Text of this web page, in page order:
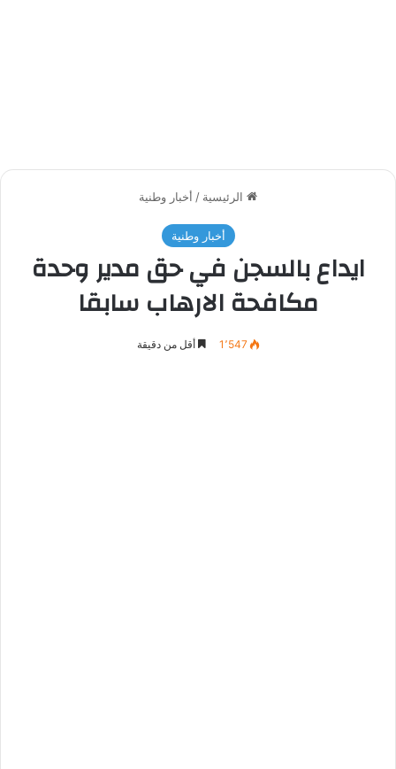
الرئيسية / أخبار وطنية
أخبار وطنية
ايداع بالسجن في حق مدير وحدة
مكافحة الارهاب سابقا
1٬547 أقل من دقيقة